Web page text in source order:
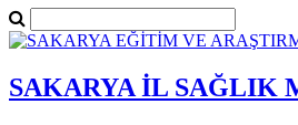
SAKARYA İL SAĞLIK